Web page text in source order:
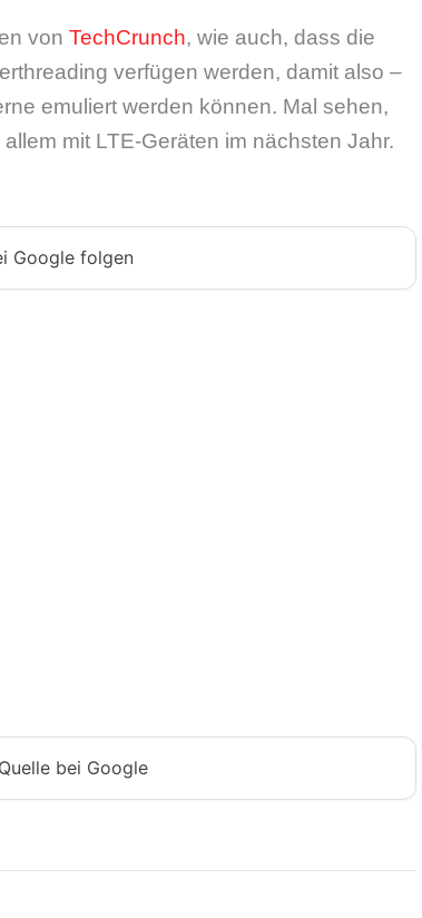
von TechCrunch, wie auch, dass die
verfügen werden, damit also –
emuliert werden können. Mal sehen,
mit LTE-Geräten im nächsten Jahr.
Google folgen
bei Google